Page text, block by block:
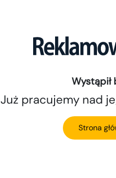
Wystąpił
Już pracujemy nad
Strona